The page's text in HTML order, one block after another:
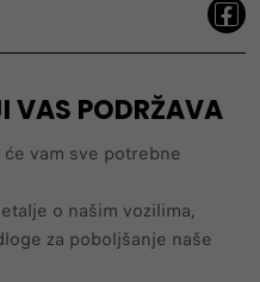
VAS PODRŽAVA
vam sve potrebne
o našim vozilima,
za poboljšanje naše